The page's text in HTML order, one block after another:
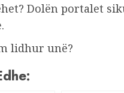
Dolën portalet
lidhur unë?